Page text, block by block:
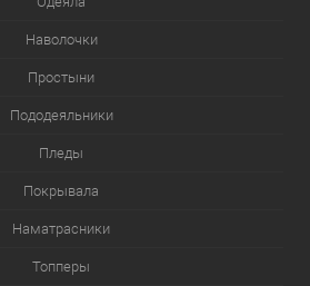
Наволочки
Простыни
Пододеяльники
Пледы
Покрывала
Наматрасники
Топперы